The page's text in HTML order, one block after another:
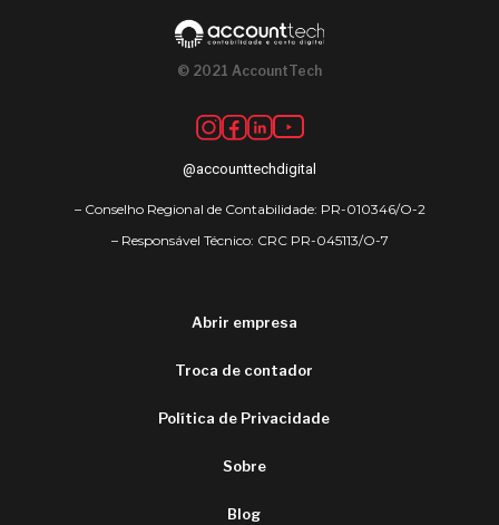
© 2021 AccountTech
@accounttechdigital
– Conselho Regional de Contabilidade: PR-010346/O-2
– Responsável Técnico: CRC PR-045113/O-7
Abrir empresa
Troca de contador
Política de Privacidade
Sobre
Blog